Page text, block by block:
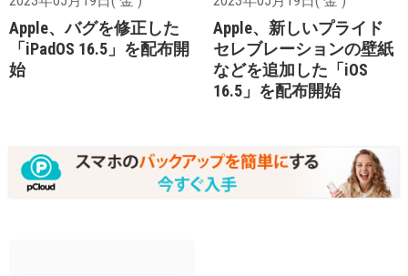
Apple、バグを修正した
「iPadOS 16.5」を配布開
始
Apple、新しいプライド
セレブレーションの壁紙
などを追加した「iOS
16.5」を配布開始